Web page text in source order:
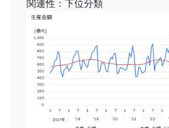
関連性：下位分類